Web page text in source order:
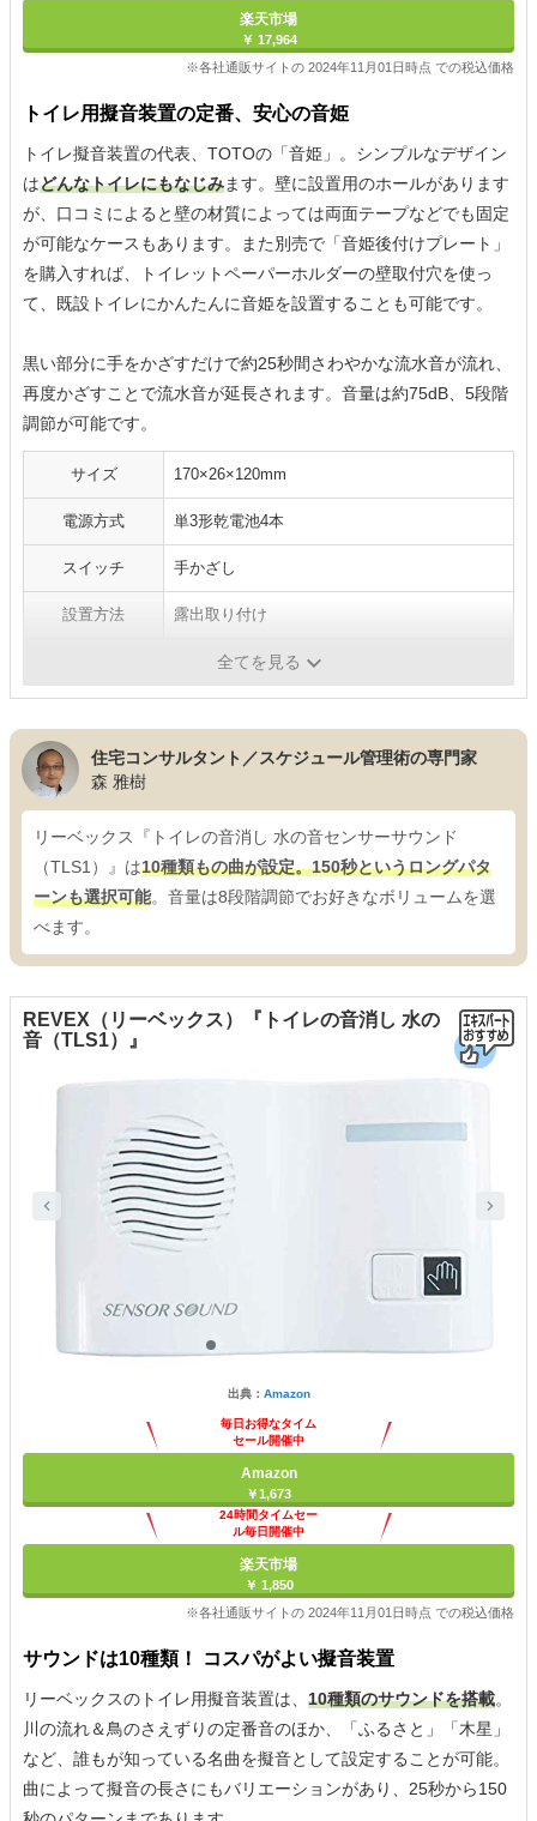
楽天市場
￥ 17,964
※各社通販サイトの 2024年11月01日時点 での税込価格
トイレ用擬音装置の定番、安心の音姫
トイレ擬音装置の代表、TOTOの「音姫」。シンプルなデザイン
はどんなトイレにもなじみます。壁に設置用のホールがあります
が、口コミによると壁の材質によっては両面テープなどでも固定
が可能なケースもあります。また別売で「音姫後付けプレート」
を購入すれば、トイレットペーパーホルダーの壁取付穴を使っ
て、既設トイレにかんたんに音姫を設置することも可能です。
黒い部分に手をかざすだけで約25秒間さわやかな流水音が流れ、
再度かざすことで流水音が延長されます。音量は約75dB、5段階
調節が可能です。
サイズ 170×26×120mm
電源方式 単3形乾電池4本
スイッチ 手かざし
設置方法 露出取り付け
流水音全てを見る
住宅コンサルタント／スケジュール管理術の専門家
森 雅樹
リーベックス『トイレの音消し 水の音センサーサウンド
（TLS1）』は10種類もの曲が設定。150秒というロングパタ
ーンも選択可能。音量は8段階調節でお好きなボリュームを選
べます。
REVEX（リーベックス）『トイレの音消し 水の
音（TLS1）』
出典： Amazon
毎日お得なタイム
セール開催中
Amazon
￥1,673
24時間タイムセー
ル毎日開催中
楽天市場
￥ 1,850
※各社通販サイトの 2024年11月01日時点 での税込価格
サウンドは10種類！ コスパがよい擬音装置
リーベックスのトイレ用擬音装置は、 10種類のサウンドを搭載。
川の流れ＆鳥のさえずりの定番音のほか、「ふるさと」「木星」
など、誰もが知っている名曲を擬音として設定することが可能。
曲によって擬音の長さにもバリエーションがあり、25秒から150